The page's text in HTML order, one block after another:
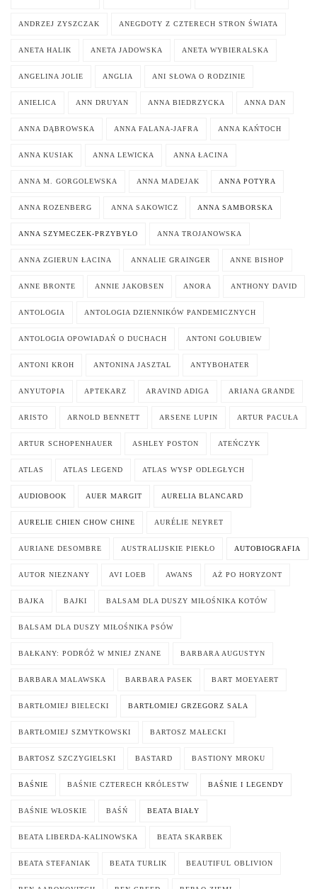
ANDRZEJ ZYSZCZAK ANEGDOTY Z CZTERECH STRON ŚWIATA
ANETA HALIK ANETA JADOWSKA ANETA WYBIERALSKA
ANGELINA JOLIE ANGLIA ANI SŁOWA O RODZINIE
ANIELICA ANN DRUYAN ANNA BIEDRZYCKA ANNA DAN
ANNA DĄBROWSKA ANNA FALANA-JAFRA ANNA KAŃTOCH
ANNA KUSIAK ANNA LEWICKA ANNA ŁACINA
ANNA M. GORGOLEWSKA ANNA MADEJAK ANNA POTYRA
ANNA ROZENBERG ANNA SAKOWICZ ANNA SAMBORSKA
ANNA SZYMECZEK-PRZYBYŁO ANNA TROJANOWSKA
ANNA ZGIERUN ŁACINA ANNALIE GRAINGER ANNE BISHOP
ANNE BRONTE ANNIE JAKOBSEN ANORA ANTHONY DAVID
ANTOLOGIA ANTOLOGIA DZIENNIKÓW PANDEMICZNYCH
ANTOLOGIA OPOWIADAŃ O DUCHACH ANTONI GOŁUBIEW
ANTONI KROH ANTONINA JASZTAL ANTYBOHATER
ANYUTOPIA APTEKARZ ARAVIND ADIGA ARIANA GRANDE
ARISTO ARNOLD BENNETT ARSENE LUPIN ARTUR PACUŁA
ARTUR SCHOPENHAUER ASHLEY POSTON ATEŃCZYK
ATLAS ATLAS LEGEND ATLAS WYSP ODLEGŁYCH
AUDIOBOOK AUER MARGIT AURELIA BLANCARD
AURELIE CHIEN CHOW CHINE AURÉLIE NEYRET
AURIANE DESOMBRE AUSTRALIJSKIE PIEKŁO AUTOBIOGRAFIA
AUTOR NIEZNANY AVI LOEB AWANS AŻ PO HORYZONT
BAJKA BAJKI BALSAM DLA DUSZY MIŁOŚNIKA KOTÓW
BALSAM DLA DUSZY MIŁOŚNIKA PSÓW
BAŁKANY: PODRÓŻ W MNIEJ ZNANE BARBARA AUGUSTYN
BARBARA MALAWSKA BARBARA PASEK BART MOEYAERT
BARTŁOMIEJ BIELECKI BARTŁOMIEJ GRZEGORZ SALA
BARTŁOMIEJ SZMYTKOWSKI BARTOSZ MAŁECKI
BARTOSZ SZCZYGIELSKI BASTARD BASTIONY MROKU
BAŚNIE BAŚNIE CZTERECH KRÓLESTW BAŚNIE I LEGENDY
BAŚNIE WŁOSKIE BAŚŃ BEATA BIAŁY
BEATA LIBERDA-KALINOWSKA BEATA SKARBEK
BEATA STEFANIAK BEATA TURLIK BEAUTIFUL OBLIVION